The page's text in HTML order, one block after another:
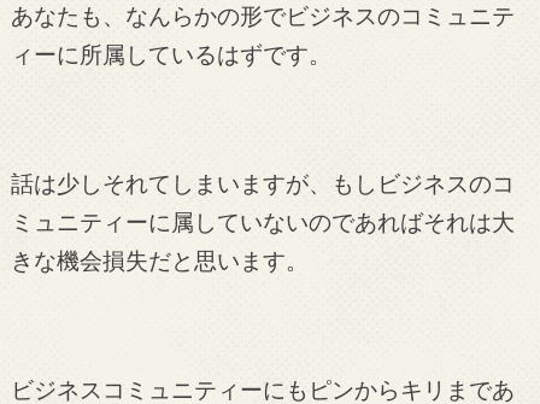
あなたも、なんらかの形でビジネスのコミュニテ
ィーに所属しているはずです。
話は少しそれてしまいますが、もしビジネスのコ
ミュニティーに属していないのであればそれは大
きな機会損失だと思います。
ビジネスコミュニティーにもピンからキリまであ